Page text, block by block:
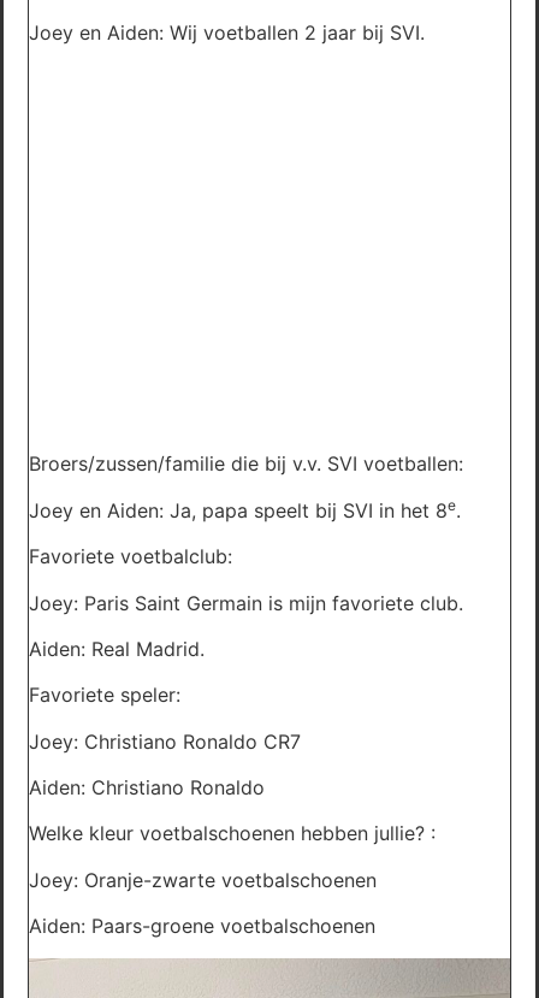
Joey en Aiden: Wij voetballen 2 jaar bij SVI.
Broers/zussen/familie die bij v.v. SVI voetballen:
Joey en Aiden: Ja, papa speelt bij SVI in het 8e.
Favoriete voetbalclub:
Joey: Paris Saint Germain is mijn favoriete club.
Aiden: Real Madrid.
Favoriete speler:
Joey: Christiano Ronaldo CR7
Aiden: Christiano Ronaldo
Welke kleur voetbalschoenen hebben jullie? :
Joey: Oranje-zwarte voetbalschoenen
Aiden: Paars-groene voetbalschoenen